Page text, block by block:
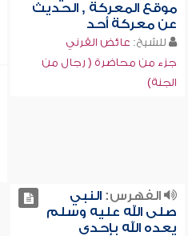
موقع المعركة , الحديث
عن معركة أحد
للشيخ: عائض القرني
جزء من محاضرة ( رجال من
الجنة)
الفهرس:النبي
صلى الله عليه وسلم
يعده الله بإحدى